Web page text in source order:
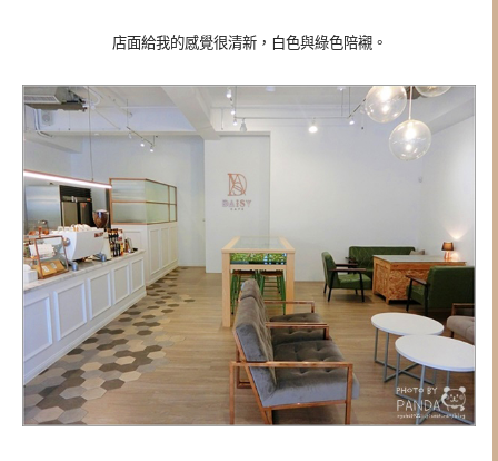
店面給我的感覺很清新，白色與綠色陪襯。